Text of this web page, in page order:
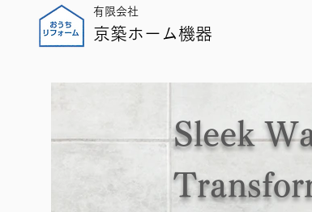
有限会社
京築ホーム機器
Sleek